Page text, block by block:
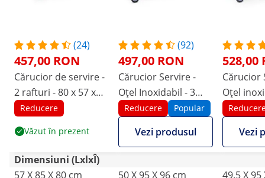
(24)
457,00 RON
Cărucior de servire -
2 rafturi - 80 x 57 x
3,5 cm - distanța 53
Catering
Reducere
Văzut în prezent
(92)
497,00 RON
Cărucior Servire -
Oțel Inoxidabil - 3
nivele - până la 500
kg
Reducere Popular
Vezi produsul
528,00
Cărucior
Oțel
nivele -
kg - 2
Vezi
Dimensiuni (LxlxÎ)
57 X 85 X 80 cm
50 X 95 X 96 cm 49.5 X 95